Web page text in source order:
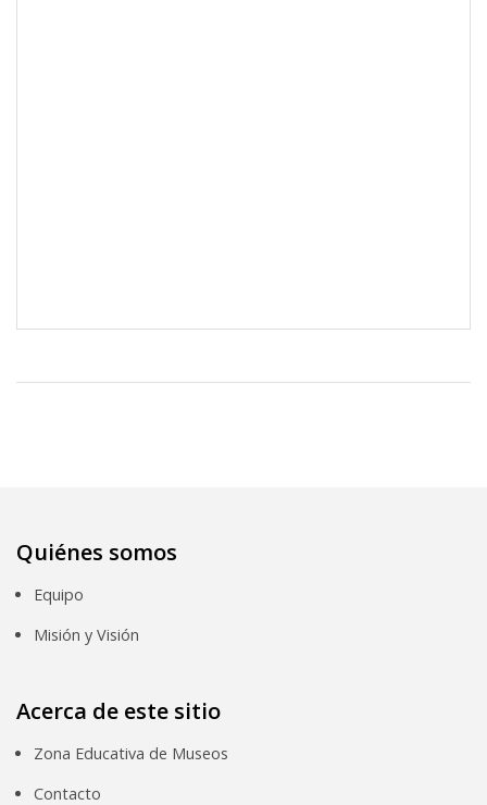
Quiénes somos
Equipo
Misión y Visión
Acerca de este sitio
Zona Educativa de Museos
Contacto